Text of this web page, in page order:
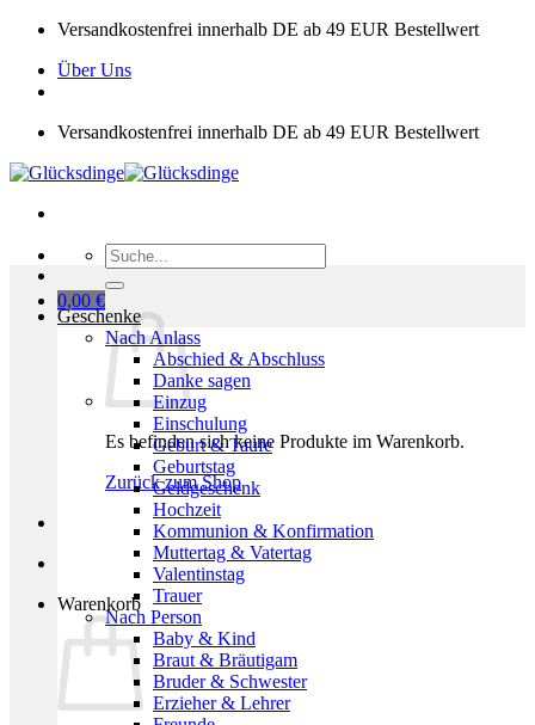
Zum
springen
Versandkostenfrei innerhalb DE ab 49 EUR Bestellwert
Über Uns
Versandkostenfrei innerhalb DE ab 49 EUR Bestellwert
Suchen
nach:
0,00 €
Es befinden sich keine Produkte im Warenkorb.
Zurück zum Shop
Warenkorb
Geschenke
Nach Anlass
Abschied & Abschluss
Danke sagen
Einzug
Einschulung
Geburt & Taufe
Geburtstag
Geldgeschenk
Hochzeit
Kommunion & Konfirmation
Muttertag & Vatertag
Valentinstag
Trauer
Nach Person
Baby & Kind
Braut & Bräutigam
Bruder & Schwester
Erzieher & Lehrer